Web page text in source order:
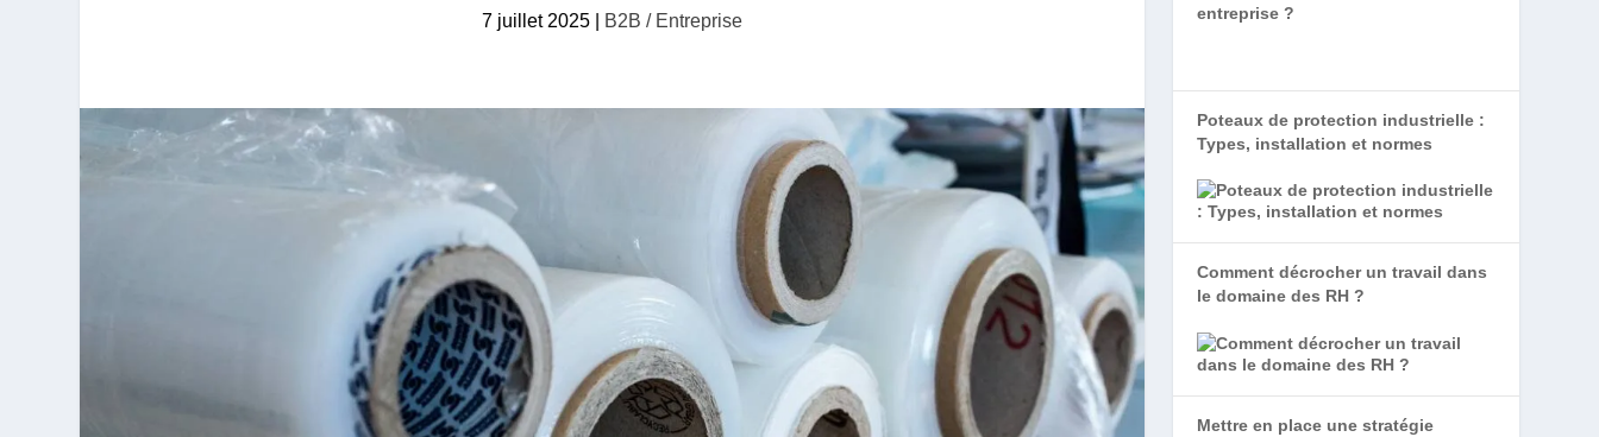
7 juillet 2025 B2B / Entreprise
entreprise ?
Poteaux de protection industrielle :
Types, installation et normes
Comment décrocher un travail dans
le domaine des RH ?
Mettre en place une stratégie